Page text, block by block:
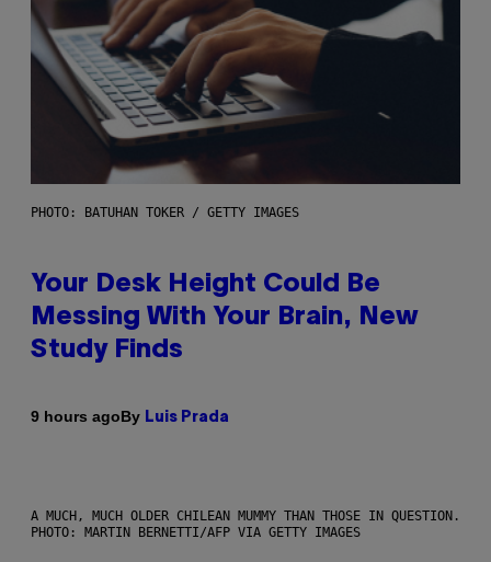
PHOTO: BATUHAN TOKER / GETTY IMAGES
Your Desk Height Could Be
Messing With Your Brain, New
Study Finds
9 hours agoBy Luis Prada
A MUCH, MUCH OLDER CHILEAN MUMMY THAN THOSE IN QUESTION.
PHOTO: MARTIN BERNETTI/AFP VIA GETTY IMAGES